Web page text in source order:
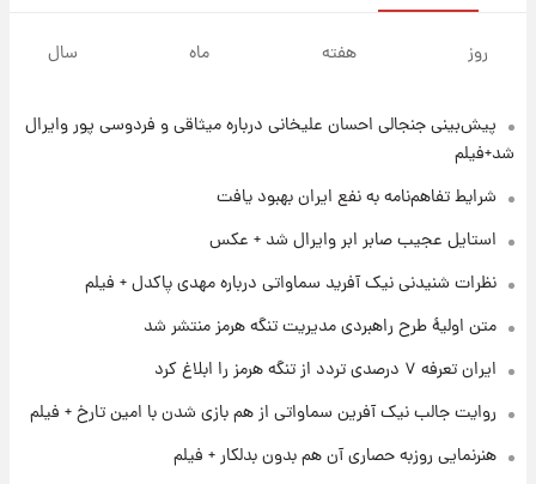
امروز پنجشنبه ۱۵ مرداد ۱۴۰۵ +جدول
۱ روز پیش
۱ روز پیش
شد
شرایط تازه فروش اقساطی سایپا اعلام شد؛
بلندمدت + جدول
۱ روز پیش
روز هفته ماه سال
پیش‌بینی جنجالی احسان علیخانی درباره میثاقی و فردوسی پور وایرال
شد+فیلم
شرایط تفاهم‌نامه به نفع ایران بهبود یافت
استایل عجیب صابر ابر وایرال شد + عکس
نظرات شنیدنی نیک آفرید سماواتی درباره مهدی پاکدل + فیلم
متن اولیۀ طرح راهبردی مدیریت تنگه هرمز منتشر شد
ایران تعرفه ۷ درصدی تردد از تنگه هرمز را ابلاغ کرد
روایت جالب نیک آفرین سماواتی از هم بازی شدن با امین تارخ + فیلم
هنرنمایی روزبه حصاری آن هم بدون بدلکار + فیلم